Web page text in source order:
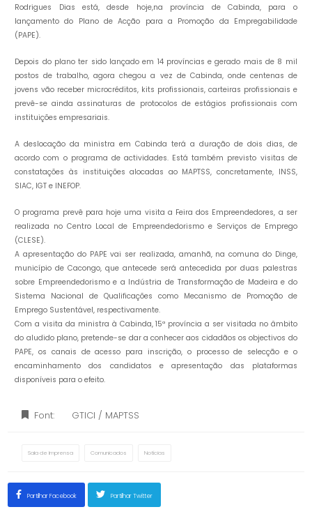
Rodrigues Dias está, desde hoje,na província de Cabinda, para o
lançamento do Plano de Acção para a Promoção da Empregabilidade
(PAPE).
Depois do plano ter sido lançado em 14 províncias e gerado mais de 8 mil
postos de trabalho, agora chegou a vez de Cabinda, onde centenas de
jovens vão receber microcréditos, kits profissionais, carteiras profissionais e
prevê-se ainda assinaturas de protocolos de estágios profissionais com
instituições empresariais.
A deslocação da ministra em Cabinda terá a duração de dois dias, de
acordo com o programa de actividades. Está também previsto visitas de
constatações às instituições alocadas ao MAPTSS, concretamente, INSS,
SIAC, IGT e INEFOP.
O programa prevê para hoje uma visita a Feira dos Empreendedores, a ser
realizada no Centro Local de Empreendedorismo e Serviços de Emprego
(CLESE).
A apresentação do PAPE vai ser realizada, amanhã, na comuna do Dinge,
município de Cacongo, que antecede será antecedida por duas palestras
sobre Empreendedorismo e a Indústria de Transformação de Madeira e do
Sistema Nacional de Qualificações como Mecanismo de Promoção de
Emprego Sustentável, respectivamente.
Com a visita da ministra à Cabinda, 15ª província a ser visitada no âmbito
do aludido plano, pretende-se dar a conhecer aos cidadãos os objectivos do
PAPE, os canais de acesso para inscrição, o processo de selecção e o
encaminhamento dos candidatos e apresentação das plataformas
disponíveis para o efeito.
Font: GTICI / MAPTSS
Sala de Imprensa Comunicados Notícias
Partilhar Facebook Partilhar Twitter